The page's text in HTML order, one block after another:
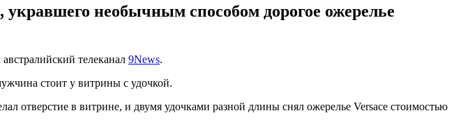
необычным способом дорогое ожерелье
телеканал 9News.
стоит у витрины с удочкой.
отверстие в витрине, и двумя удочками разной длины снял ожерелье Versace стоимостью